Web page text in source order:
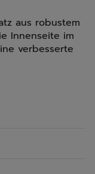
aus robustem
Innenseite im
verbesserte